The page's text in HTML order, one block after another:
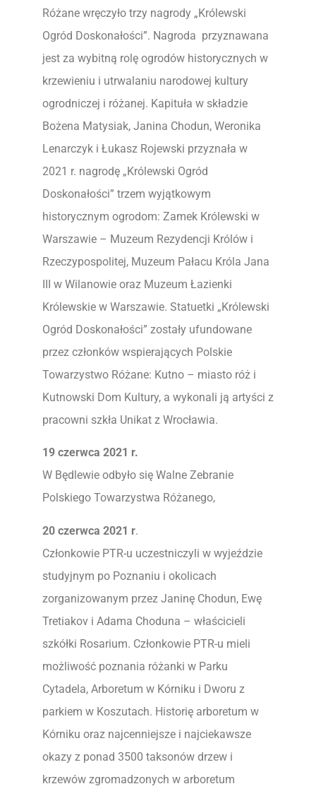
Różane wręczyło trzy nagrody „Królewski
Ogród Doskonałości”. Nagroda przyznawana
jest za wybitną rolę ogrodów historycznych w
krzewieniu i utrwalaniu narodowej kultury
ogrodniczej i różanej. Kapituła w składzie
Bożena Matysiak, Janina Chodun, Weronika
Lenarczyk i Łukasz Rojewski przyznała w
2021 r. nagrodę „Królewski Ogród
Doskonałości” trzem wyjątkowym
historycznym ogrodom: Zamek Królewski w
Warszawie – Muzeum Rezydencji Królów i
Rzeczypospolitej, Muzeum Pałacu Króla Jana
III w Wilanowie oraz Muzeum Łazienki
Królewskie w Warszawie. Statuetki „Królewski
Ogród Doskonałości” zostały ufundowane
przez członków wspierających Polskie
Towarzystwo Różane: Kutno – miasto róż i
Kutnowski Dom Kultury, a wykonali ją artyści z
pracowni szkła Unikat z Wrocławia.
19 czerwca 2021 r.
W Będlewie odbyło się Walne Zebranie
Polskiego Towarzystwa Różanego,
20 czerwca 2021 r.
Członkowie PTR-u uczestniczyli w wyjeździe
studyjnym po Poznaniu i okolicach
zorganizowanym przez Janinę Chodun, Ewę
Tretiakov i Adama Choduna – właścicieli
szkółki Rosarium. Członkowie PTR-u mieli
możliwość poznania różanki w Parku
Cytadela, Arboretum w Kórniku i Dworu z
parkiem w Koszutach. Historię arboretum w
Kórniku oraz najcenniejsze i najciekawsze
okazy z ponad 3500 taksonów drzew i
krzewów zgromadzonych w arboretum